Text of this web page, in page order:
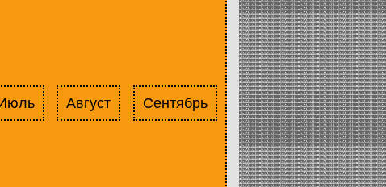
Август Сентябрь